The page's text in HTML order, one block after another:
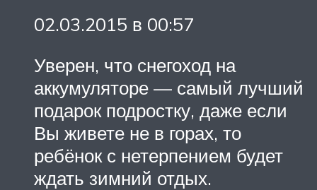
02.03.2015 в 00:57
Уверен, что снегоход на
аккумуляторе — самый лучший
подарок подростку, даже если
Вы живете не в горах, то
ребёнок с нетерпением будет
ждать зимний отдых.